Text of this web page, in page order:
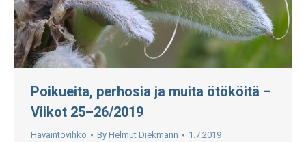
Poikueita, perhosia ja muita ötököitä –
Viikot 25–26/2019
Havaintovihko By Helmut Diekmann 1.7.2019